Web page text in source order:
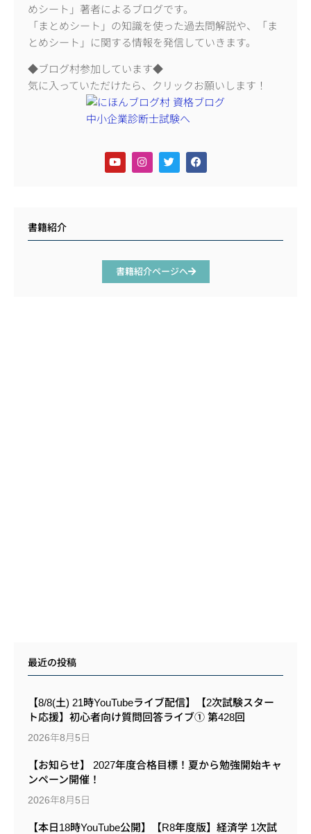
めシート」著者によるブログです。
「まとめシート」の知識を使った過去問解説や、「ま
とめシート」に関する情報を発信していきます。
◆ブログ村参加しています◆
気に入っていただけたら、クリックお願いします！
書籍紹介
書籍紹介ページへ
最近の投稿
【8/8(土) 21時YouTubeライブ配信】【2次試験スター
ト応援】初心者向け質問回答ライブ① 第428回
2026年8月5日
【お知らせ】 2027年度合格目標！夏から勉強開始キャ
ンペーン開催！
2026年8月5日
【本日18時YouTube公開】【R8年度版】経済学 1次試